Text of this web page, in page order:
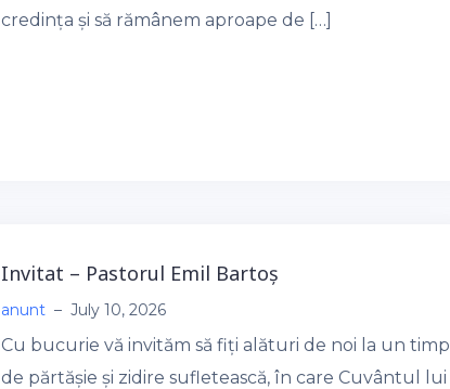
credința și să rămânem aproape de […]
Invitat – Pastorul Emil Bartoș
anunt – July 10, 2026
Cu bucurie vă invităm să fiți alături de noi la un timp
de părtășie și zidire sufletească, în care Cuvântul lui